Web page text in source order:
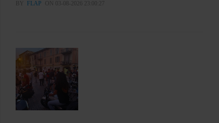
BY FLAP ON 03-08-2026 23:00:27